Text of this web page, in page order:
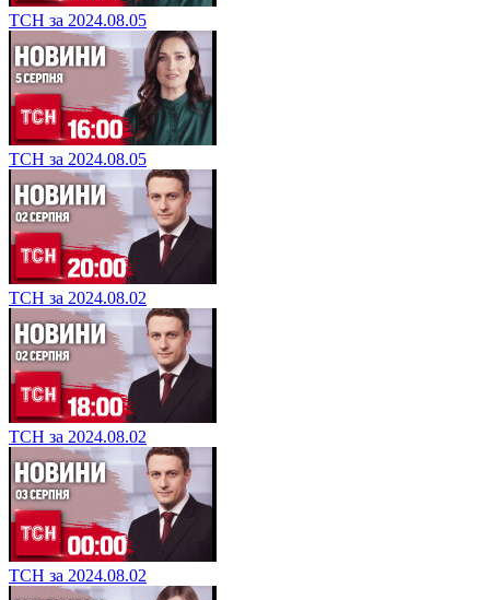
ТСН за 2024.08.05
ТСН за 2024.08.05
ТСН за 2024.08.02
ТСН за 2024.08.02
ТСН за 2024.08.02